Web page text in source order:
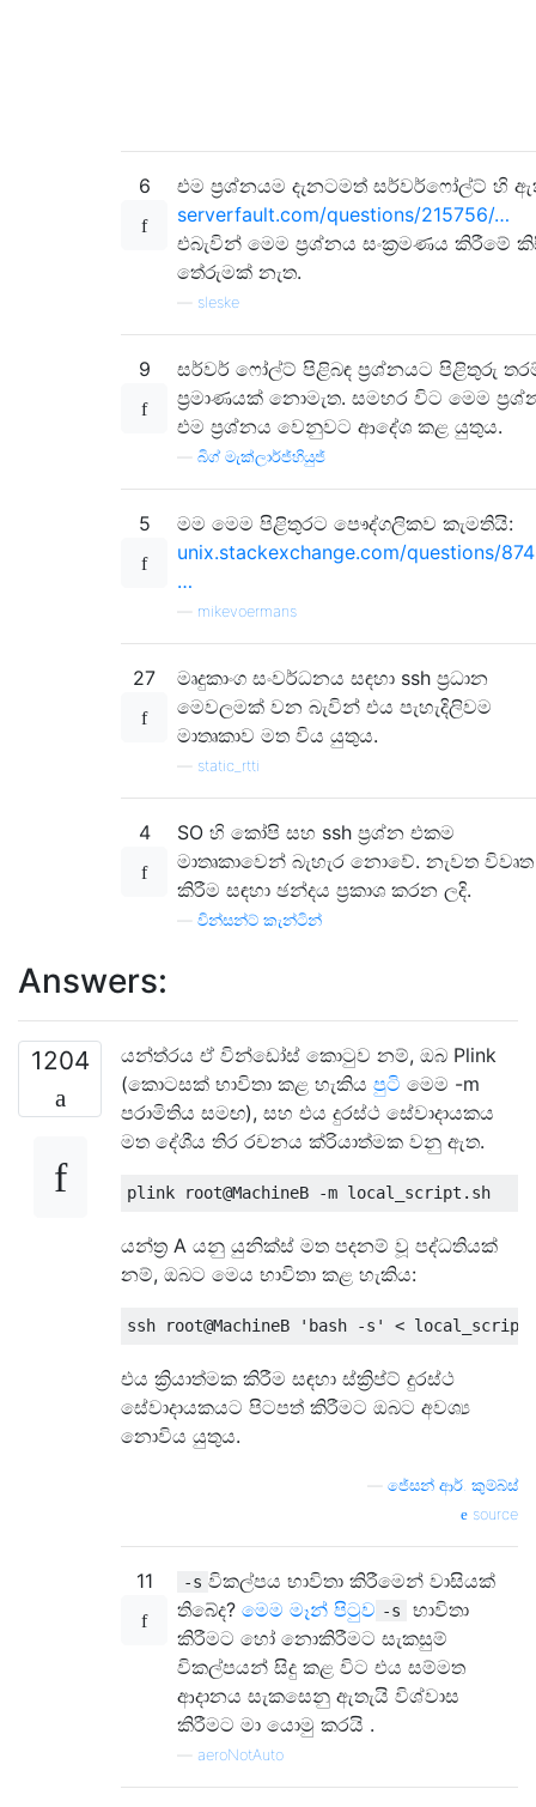
6
එම ප්‍රශ්නයම දැනටමත් සර්වර්ෆෝල්ට් හි
serverfault.com/questions/215756/…
එබැවින් මෙම ප්‍රශ්නය සංක්‍රමණය කිරීමේ
තේරුමක් නැත.
sleske
9
සර්වර් ෆෝල්ට් පිළිබඳ ප්‍රශ්නයට පිළිතුරු
ප්‍රමාණයක් නොමැත. සමහර විට මෙම
එම ප්‍රශ්නය වෙනුවට ආදේශ කළ යුතුය.
බිග් මැක්ලාර්ජ්හියුජ්
5
මම මෙම පිළිතුරට පෞද්ගලිකව කැමතියි:
unix.stackexchange.com/questions/
…
mikevoermans
27
මෘදුකාංග සංවර්ධනය සඳහා ssh ප්‍රධාන
මෙවලමක් වන බැවින් එය පැහැදිලිවම
මාතෘකාව මත විය යුතුය.
static_rtti
4
SO හි කෝපි සහ ssh ප්‍රශ්න එකම
මාතෘකාවෙන් බැහැර නොවේ. නැවත විවෘත
කිරීම සඳහා ඡන්දය ප්‍රකාශ කරන ලදි.
වින්සන්ට් කැන්ටින්
Answers:
1204
යන්ත්රය ඒ වින්ඩෝස් කොටුව නම්, ඔබ Plink
(කොටසක් භාවිතා කළ හැකිය පුටි මෙම -m
පරාමිතිය සමඟ), සහ එය දුරස්ථ සේවාදායකය
මත දේශීය තිර රචනය ක්රියාත්මක වනු ඇත.
plink root@MachineB -m local_script . sh
යන්ත්‍ර A යනු යුනික්ස් මත පදනම් වූ පද්ධතියක්
නම්, ඔබට මෙය භාවිතා කළ හැකිය:
ssh root@MachineB 'bash -s' < local_script
එය ක්‍රියාත්මක කිරීම සඳහා ස්ක්‍රිප්ට් දුරස්ථ
සේවාදායකයට පිටපත් කිරීමට ඔබට අවශ්‍ය
නොවිය යුතුය.
ජේසන් ආර්. කුම්බ්ස්
source
11 -s විකල්පය භාවිතා කිරීමෙන් වාසියක්
තිබේද? මෙම මෑන් පිටුව -s
භාවිතා
කිරීමට හෝ නොකිරීමට සැකසුම්
විකල්පයන් සිදු කළ විට එය සම්මත
ආදානය සැකසෙනු ඇතැයි විශ්වාස
කිරීමට මා යොමු කරයි .
aeroNotAuto